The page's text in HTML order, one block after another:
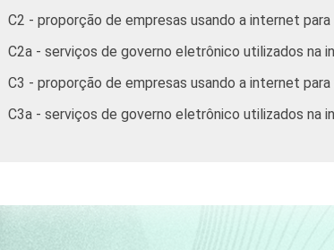
correio
Alojamento e
alimentação
44
C2 - proporção de empresas usando a internet
C2a - serviços de governo eletrônico utilizados na
C3 - proporção de empresas usando a internet
C3a - serviços de governo eletrônico utilizados na